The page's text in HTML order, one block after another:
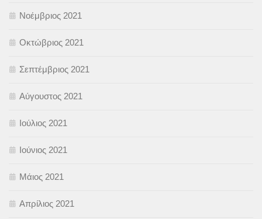
Νοέμβριος 2021
Οκτώβριος 2021
Σεπτέμβριος 2021
Αύγουστος 2021
Ιούλιος 2021
Ιούνιος 2021
Μάιος 2021
Απρίλιος 2021